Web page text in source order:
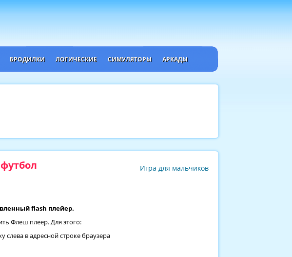
БРОДИЛКИ ЛОГИЧЕСКИЕ СИМУЛЯТОРЫ АРКАДЫ
Игра для мальчиков
flash плейер.
Флеш плеер. Для этого:
в адресной строке браузера